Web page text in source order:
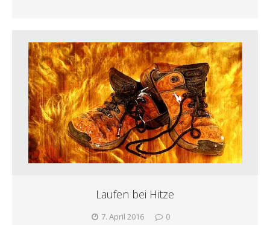
Laufen bei Hitze
7. April 2016 0